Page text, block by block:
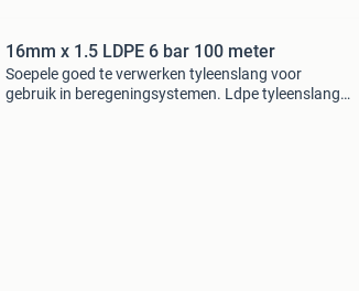
16mm x 1.5 LDPE 6 bar 100 meter
Soepele goed te verwerken tyleenslang voor
gebruik in beregeningsystemen. Ldpe tyleenslang